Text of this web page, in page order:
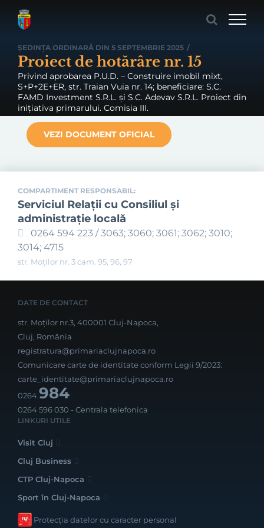
ȘEDINȚA ORDINARĂ DIN 5 SEPTEMBRIE 2025 /
Proiect de hotărâre nr. 15
Privind aprobarea P.U.D. – Construire imobil mixt,
S+P+2E+ER, str. Traian Vuia nr. 14; beneficiare: S.C.
FAMD Investment S.R.L. și S.C. Adevav S.R.L. Proiect din
inițiativa primarului. Comisia III.
VEZI DOCUMENT OFICIAL
COMPARTIMENT RESPONSABIL:
Serviciul Relaţii cu Consiliul şi
administraţie locală
0264 594 223 / 3063; 3060; 3061; 3062; 3010;
3014; 4715
str. Moților nr. 3 cam. 95, 96, 97
DATE DE CONTACT
str. Moților nr.3, 400001 Cluj-Napoca,
Cluj, România
registratura@primariaclujnapoca.ro
Comunicare carte de identitate conform Legii 9/2023:
carte_identitate@primariaclujnapoca.ro
0264984
0264 596 030 - Centrala telefonica
LINKURI UTILE
Visit Cluj
Cluj Business
CTP Cluj-Napoca
Sport în Cluj-Napoca
Protecția datelor cu caracter personal